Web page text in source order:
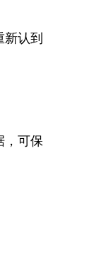
认到
，可保